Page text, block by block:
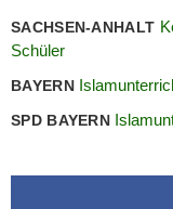
SACHSEN-ANHALT
Schüler
BAYERN
SPD BAYERN